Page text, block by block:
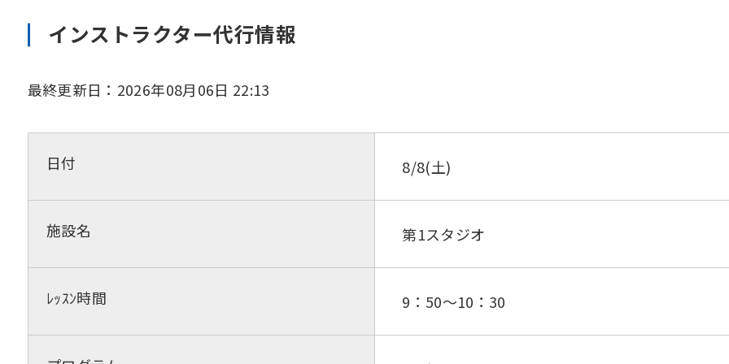
インストラクター代行情報
最終更新日：2026年08月06日 22:13
日付 8/8(土)
施設名 第1スタジオ
ﾚｯｽﾝ時間 9：50～10：30